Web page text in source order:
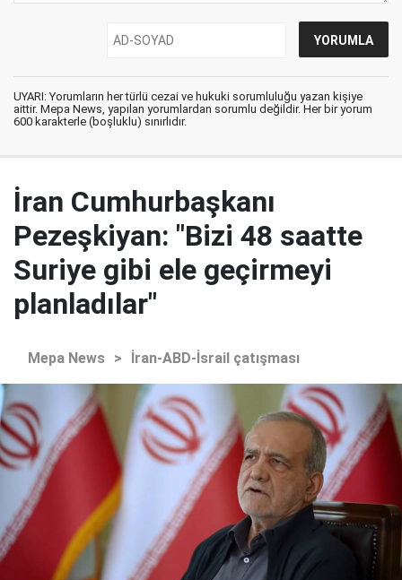
UYARI: Yorumların her türlü cezai ve hukuki sorumluluğu yazan kişiye
aittir. Mepa News, yapılan yorumlardan sorumlu değildir. Her bir yorum
600 karakterle (boşluklu) sınırlıdır.
İran Cumhurbaşkanı
Pezeşkiyan: "Bizi 48 saatte
Suriye gibi ele geçirmeyi
planladılar"
Mepa News > İran-ABD-İsrail çatışması